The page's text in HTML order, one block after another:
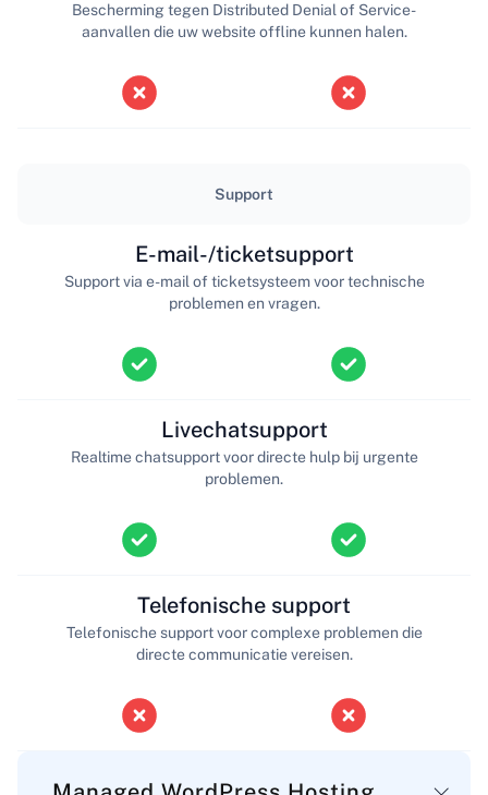
Bescherming tegen Distributed Denial of Service-
aanvallen die uw website offline kunnen halen.
Support
E-mail-/ticketsupport
Support via e-mail of ticketsysteem voor technische
problemen en vragen.
Livechatsupport
Realtime chatsupport voor directe hulp bij urgente
problemen.
Telefonische support
Telefonische support voor complexe problemen die
directe communicatie vereisen.